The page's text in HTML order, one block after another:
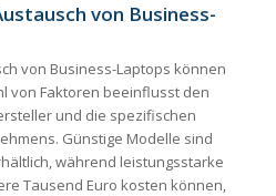
von Business-
von Business-Laptops können
von Faktoren beeinflusst den
und die spezifischen
Günstige Modelle sind
während leistungsstarke
Tausend Euro kosten können,